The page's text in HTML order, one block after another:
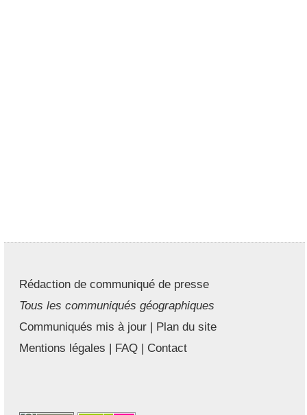
Rédaction de communiqué de presse
Tous les communiqués géographiques
Communiqués mis à jour | Plan du site
Mentions légales | FAQ | Contact